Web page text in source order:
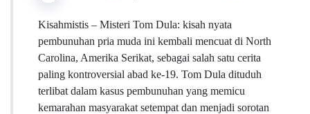
Kisahmistis – Misteri Tom Dula: kisah nyata
pembunuhan pria muda ini kembali mencuat di North
Carolina, Amerika Serikat, sebagai salah satu cerita
paling kontroversial abad ke-19. Tom Dula dituduh
terlibat dalam kasus pembunuhan yang memicu
kemarahan masyarakat setempat dan menjadi sorotan